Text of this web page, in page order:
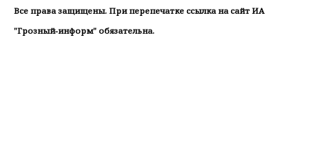
Все права защищены. При перепечатке ссылка на сайт ИА
"Грозный-информ" обязательна.